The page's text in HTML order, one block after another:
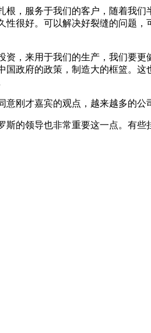
根，服务于我们的客户，随着我
性很好。可以解决好裂缝的问题
资，来用于我们的生产，我们要
国政府的政策，制造大的框篮。
意刚才嘉宾的观点，越来越多的
斯的领导也非常重要这一点。有